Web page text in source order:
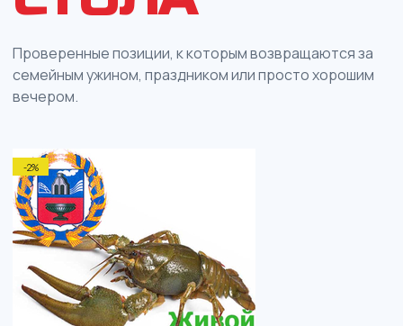
Проверенные позиции, к которым возвращаются за
семейным ужином, праздником или просто хорошим
вечером.
-2%